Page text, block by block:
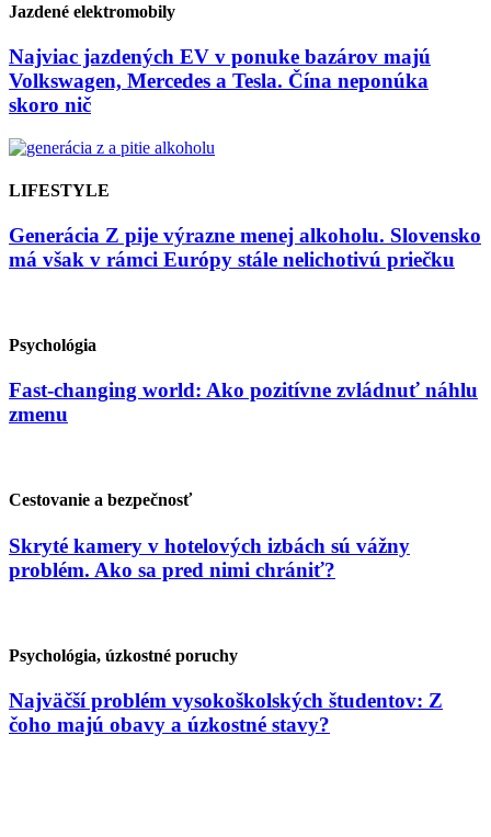
Jazdené elektromobily
Najviac jazdených EV v ponuke bazárov majú
Volkswagen, Mercedes a Tesla. Čína neponúka
skoro nič
LIFESTYLE
Generácia Z pije výrazne menej alkoholu. Slovensko
má však v rámci Európy stále nelichotivú priečku
Psychológia
Fast-changing world: Ako pozitívne zvládnuť náhlu
zmenu
Cestovanie a bezpečnosť
Skryté kamery v hotelových izbách sú vážny
problém. Ako sa pred nimi chrániť?
Psychológia, úzkostné poruchy
Najväčší problém vysokoškolských študentov: Z
čoho majú obavy a úzkostné stavy?